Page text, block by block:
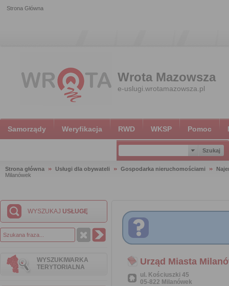
Strona Główna
Wrota Mazowsza
e-uslugi.wrotamazowsza.pl
Samorządy Weryfikacja RWD WKSP Pomoc
Strona główna Usługi dla obywateli Gospodarka nieruchomościami
Milanówek
WYSZUKAJ USŁUGĘ
WYSZUKIWARKA
TERYTORIALNA
Urząd Miasta
ul. Kościuszki 45
05-822 Milanówek